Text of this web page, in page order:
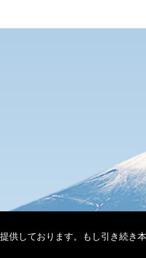
しております。もし引き続き